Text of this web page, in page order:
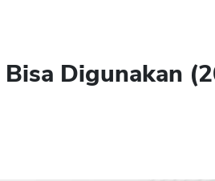
Digunakan